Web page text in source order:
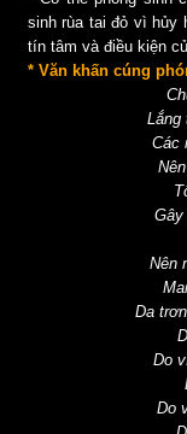
sinh rùa tai đỏ vì hủy
tín tâm và điều kiện
* Văn khấn cúng
Lắng
Các
Gây
Nên
Da
Do
Do